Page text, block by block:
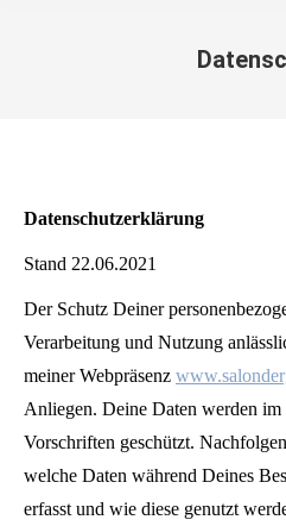
Datenschutzerklärung
Stand 22.06.2021
Der Schutz Deiner
Verarbeitung und Nutzung
meiner Webpräsenz
Anliegen. Deine Daten werden im
Vorschriften geschützt.
welche Daten während Deines
erfasst und wie diese genutzt